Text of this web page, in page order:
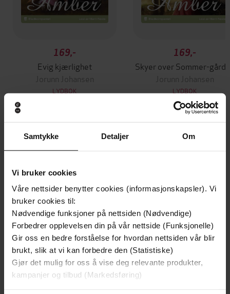
Samtykke Detaljer Om
Vi bruker cookies
Våre nettsider benytter cookies (informasjonskapsler). Vi
bruker cookies til:
Nødvendige funksjoner på nettsiden (Nødvendige)
Forbedrer opplevelsen din på vår nettside (Funksjonelle)
Gir oss en bedre forståelse for hvordan nettsiden vår blir
brukt, slik at vi kan forbedre den (Statistiske)
Gjør det mulig for oss å vise deg relevante produkter,
kampanjer og tilbud (Markedsføring)
169,-
Evig kjærlighet
Jorunn Johansen
LYDBOK
169,-
Skyer over Sommer-
Jorunn Johansen
LYDBOK
Andre har også kjøpt
Premium